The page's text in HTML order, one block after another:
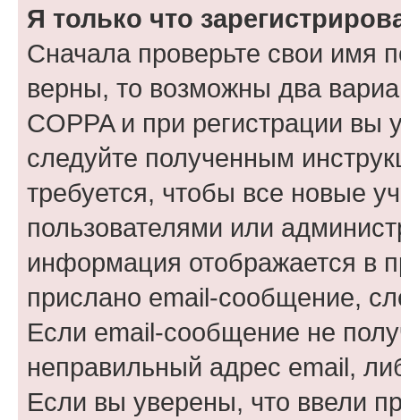
Я только что
Сначала проверьте свои имя
верны, то возможны два
COPPA и при регистрации вы
следуйте полученным
требуется, чтобы все новые
пользователями или
информация отображается в
прислано email-сообщение,
Если email-сообщение не
неправильный адрес email,
Если вы уверены, что ввели